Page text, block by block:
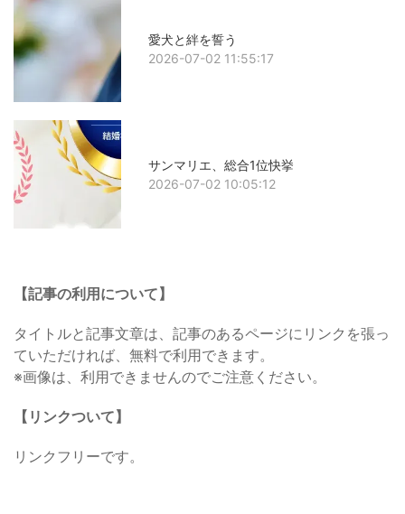
愛犬と絆を誓う
2026-07-02 11:55:17
サンマリエ、総合1位快挙
2026-07-02 10:05:12
【記事の利用について】
タイトルと記事文章は、記事のあるページにリンクを張っ
ていただければ、無料で利用できます。
※画像は、利用できませんのでご注意ください。
【リンクついて】
リンクフリーです。